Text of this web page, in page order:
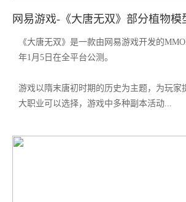
网易游戏-《大唐无双》部分植物模
《大唐无双》是一款由网易游戏开发的
年1月5日在全平台公测。
游戏以隋末唐初时期的历史为主题，为玩家
大职业可以选择，游戏中多种副本活动...